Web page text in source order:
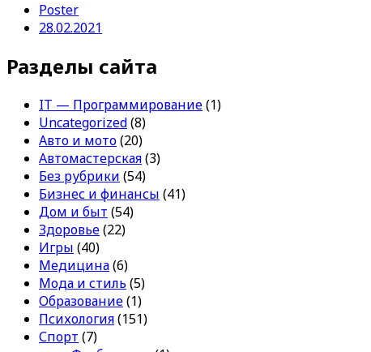
Poster
28.02.2021
Разделы сайта
IT — Программирование(1)
Uncategorized(8)
Авто и мото(20)
Автомастерская(3)
Без рубрики (54)
Бизнес и финансы (41)
Дом и быт (54)
Здоровье(22)
Игры (40)
Медицина(6)
Мода и стиль (5)
Образование(1)
Психология(151)
Спорт (7)